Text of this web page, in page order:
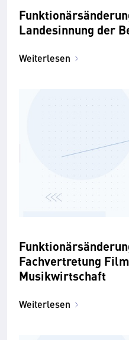
Landesinnung der
Weiterlesen
Fachvertretung
Musikwirtschaft
Weiterlesen